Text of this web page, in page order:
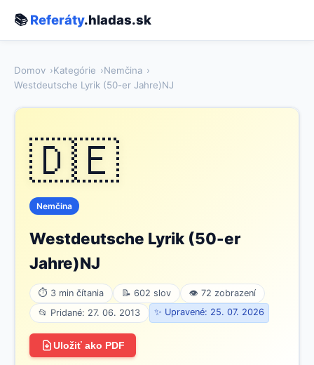
📚Referáty.hladas.sk
Domov Kategórie
Nemčina
Westdeutsche Lyrik (50-er Jahre)NJ
🇩🇪
Nemčina
Westdeutsche Lyrik (50-er
Jahre)NJ
⏱ 3 min čítania 📝 602 slov
👁 72 zobrazení
📂 Pridané: 27. 06. 2013
✨ Upravené: 25. 07. 2026
Uložiť ako PDF